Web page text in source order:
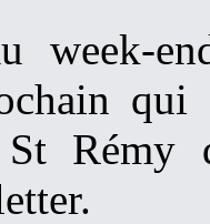
week-
Rémy